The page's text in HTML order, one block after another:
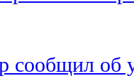
сообщил об